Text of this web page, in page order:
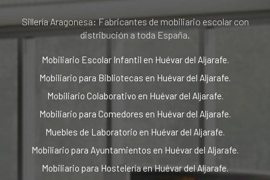
Sillería Aragonesa: Fabricantes de mobiliario escolar con
distribución a toda España.
Mobiliario Escolar Infantil en Huévar del Aljarafe.
Mobiliario para Bibliotecas en Huévar del Aljarafe.
Mobiliario Colaborativo en Huévar del Aljarafe.
Mobiliario para Comedores en Huévar del Aljarafe.
Muebles de Laboratorio en Huévar del Aljarafe.
Mobiliario para Ayuntamientos en Huévar del Aljarafe.
Mobiliario para Hostelería en Huévar del Aljarafe.